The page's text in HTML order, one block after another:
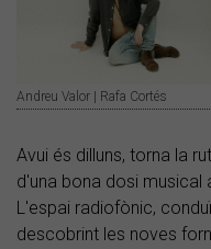
Andreu Valor | Rafa Cortés
Avui és dilluns, torna la
d'una bona dosi musical
L'espai radiofònic,
descobrint les noves